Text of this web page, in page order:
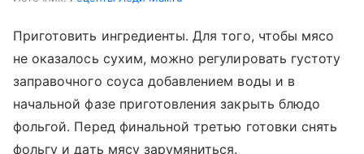
Приготовить ингредиенты. Для того, чтобы мясо
не оказалось сухим, можно регулировать густоту
заправочного соуса добавлением воды и в
начальной фазе приготовления закрыть блюдо
фольгой. Перед финальной третью готовки снять
фольгу и дать мясу зарумяниться.